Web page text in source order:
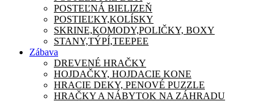
POSTEĽNÁ BIELIZEŇ
POSTIEĽKY,KOLÍSKY
SKRINE,KOMODY,POLIČKY, BOXY
STANY,TÝPÍ,TEEPEE
Zábava
DREVENÉ HRAČKY
HOJDAČKY, HOJDACIE KONE
HRACIE DEKY, PENOVÉ PUZZLE
HRAČKY A NÁBYTOK NA ZÁHRADU